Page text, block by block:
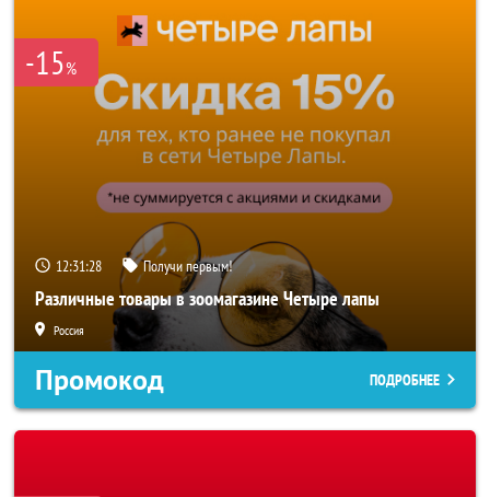
-15%
12:31:26 Получи первым!
Различные товары в зоомагазине Четыре лапы
Россия
Промокод ПОДРОБНЕЕ